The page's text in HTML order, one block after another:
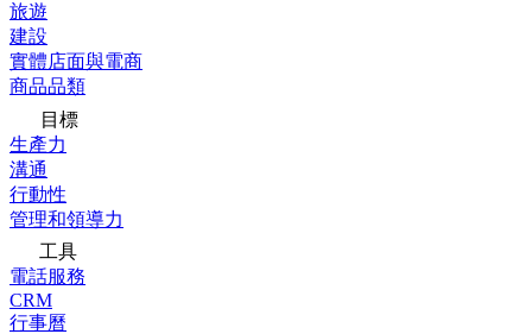
旅遊
建設
實體店面與電商
商品品類
目標
生產力
溝通
行動性
管理和領導力
工具
電話服務
CRM
行事曆